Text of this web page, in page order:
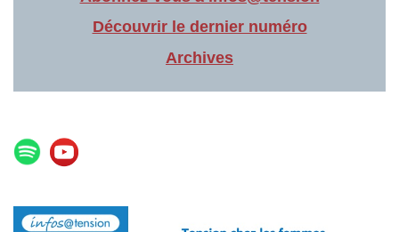
Découvrir le dernier numéro
Archives